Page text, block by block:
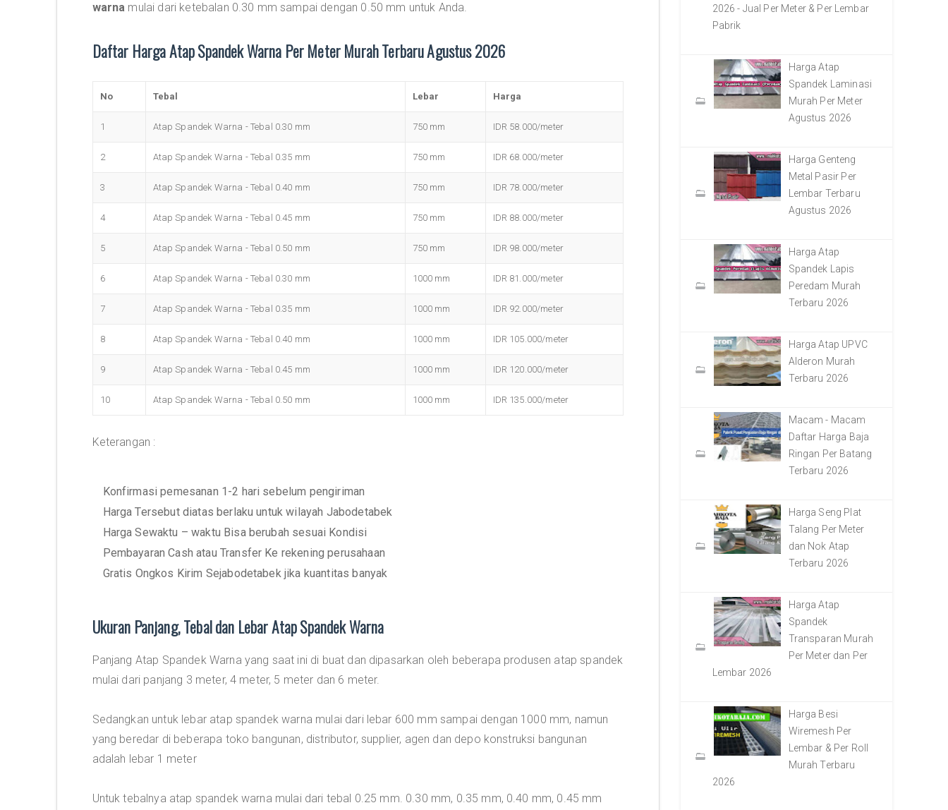
warna mulai dari ketebalan 0.30 mm sampai dengan 0.50 mm untuk Anda.
Daftar Harga Atap Spandek Warna Per Meter Murah Terbaru Agustus 2026
No Tebal Lebar Harga
1 Atap Spandek Warna - Tebal 0.30 mm 750 mm IDR 58.000/meter
2 Atap Spandek Warna - Tebal 0.35 mm 750 mm IDR 68.000/meter
3 Atap Spandek Warna - Tebal 0.40 mm 750 mm IDR 78.000/meter
4 Atap Spandek Warna - Tebal 0.45 mm 750 mm IDR 88.000/meter
5 Atap Spandek Warna - Tebal 0.50 mm 750 mm IDR 98.000/meter
6 Atap Spandek Warna - Tebal 0.30 mm 1000 mm IDR 81.000/meter
7 Atap Spandek Warna - Tebal 0.35 mm 1000 mm IDR 92.000/meter
8 Atap Spandek Warna - Tebal 0.40 mm 1000 mm IDR 105.000/meter
9 Atap Spandek Warna - Tebal 0.45 mm 1000 mm IDR 120.000/meter
10 Atap Spandek Warna - Tebal 0.50 mm 1000 mm IDR 135.000/meter
Keterangan :
Konfirmasi pemesanan 1-2 hari sebelum pengiriman
Harga Tersebut diatas berlaku untuk wilayah Jabodetabek
Harga Sewaktu – waktu Bisa berubah sesuai Kondisi
Pembayaran Cash atau Transfer Ke rekening perusahaan
Gratis Ongkos Kirim Sejabodetabek jika kuantitas banyak
Ukuran Panjang, Tebal dan Lebar Atap Spandek Warna
Panjang Atap Spandek Warna yang saat ini di buat dan dipasarkan oleh beberapa produsen atap spandek
mulai dari panjang 3 meter, 4 meter, 5 meter dan 6 meter.
Sedangkan untuk lebar atap spandek warna mulai dari lebar 600 mm sampai dengan 1000 mm, namun
yang beredar di beberapa toko bangunan, distributor, supplier, agen dan depo konstruksi bangunan
adalah lebar 1 meter
Untuk tebalnya atap spandek warna mulai dari tebal 0.25 mm. 0.30 mm, 0.35 mm, 0.40 mm, 0.45 mm
2026 - Jual Per Meter & Per Lembar
Pabrik
Harga Atap
Spandek Laminasi
Murah Per Meter
Agustus 2026
Harga Genteng
Metal Pasir Per
Lembar Terbaru
Agustus 2026
Harga Atap
Spandek Lapis
Peredam Murah
Terbaru 2026
Harga Atap UPVC
Alderon Murah
Terbaru 2026
Macam - Macam
Daftar Harga Baja
Ringan Per Batang
Terbaru 2026
Harga Seng Plat
Talang Per Meter
dan Nok Atap
Terbaru 2026
Harga Atap
Spandek
Transparan Murah
Per Meter dan Per
Lembar 2026
Harga Besi
Wiremesh Per
Lembar & Per Roll
Murah Terbaru
2026